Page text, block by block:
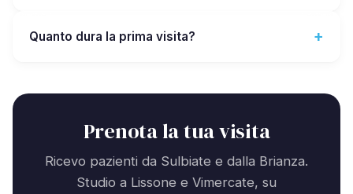
Quanto dura la prima visita?
Prenota la tua visita
Ricevo pazienti da Sulbiate e dalla Brianza.
Studio a Lissone e Vimercate, su